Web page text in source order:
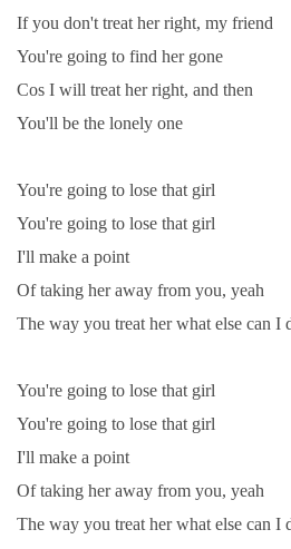
If you don't treat her right, my friend
You're going to find her gone
Cos I will treat her right, and then
You'll be the lonely one
You're going to lose that girl
You're going to lose that girl
I'll make a point
Of taking her away from you, yeah
The way you treat her what else can I
You're going to lose that girl
You're going to lose that girl
I'll make a point
Of taking her away from you, yeah
The way you treat her what else can I